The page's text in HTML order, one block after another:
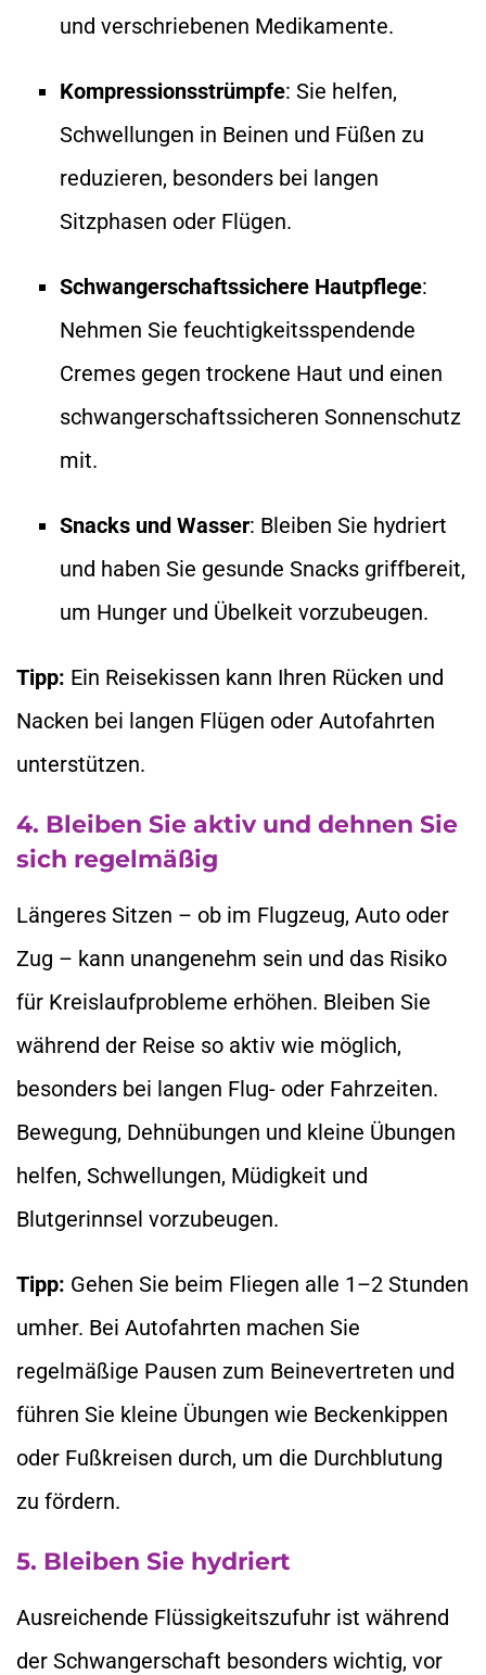
und verschriebenen Medikamente.
Kompressionsstrümpfe: Sie helfen,
Schwellungen in Beinen und Füßen zu
reduzieren, besonders bei langen
Sitzphasen oder Flügen.
Schwangerschaftssichere Hautpflege:
Nehmen Sie feuchtigkeitsspendende
Cremes gegen trockene Haut und einen
schwangerschaftssicheren Sonnenschutz
mit.
Snacks und Wasser: Bleiben Sie hydriert
und haben Sie gesunde Snacks griffbereit,
um Hunger und Übelkeit vorzubeugen.
Tipp: Ein Reisekissen kann Ihren Rücken und
Nacken bei langen Flügen oder Autofahrten
unterstützen.
4. Bleiben Sie aktiv und dehnen Sie
sich regelmäßig
Längeres Sitzen – ob im Flugzeug, Auto oder
Zug – kann unangenehm sein und das Risiko
für Kreislaufprobleme erhöhen. Bleiben Sie
während der Reise so aktiv wie möglich,
besonders bei langen Flug- oder Fahrzeiten.
Bewegung, Dehnübungen und kleine Übungen
helfen, Schwellungen, Müdigkeit und
Blutgerinnsel vorzubeugen.
Tipp: Gehen Sie beim Fliegen alle 1–2 Stunden
umher. Bei Autofahrten machen Sie
regelmäßige Pausen zum Beinevertreten und
führen Sie kleine Übungen wie Beckenkippen
oder Fußkreisen durch, um die Durchblutung
zu fördern.
5. Bleiben Sie hydriert
Ausreichende Flüssigkeitszufuhr ist während
der Schwangerschaft besonders wichtig, vor